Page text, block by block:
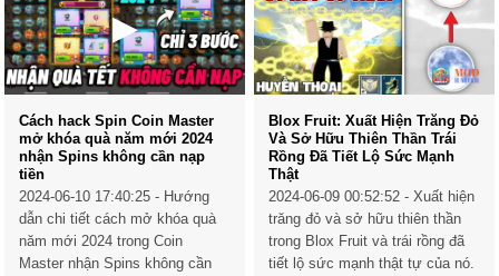
Cách hack Spin Coin Master
mở khóa quà năm mới 2024
nhận Spins không cần nạp
tiền
2024-06-10 17:40:25 - Hướng
dẫn chi tiết cách mở khóa quà
năm mới 2024 trong Coin
Master nhận Spins không cần
Blox Fruit: Xuất Hiện Trăng Đỏ
Và Sở Hữu Thiên Thần Trái
Rồng Đã Tiết Lộ Sức Mạnh
Thật
2024-06-09 00:52:52 - Xuất hiện
trăng đỏ và sở hữu thiên thần
trong Blox Fruit và trái rồng đã
tiết lộ sức mạnh thật tự của nó.